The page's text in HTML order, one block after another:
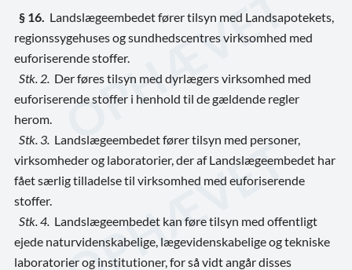
§ 16. Landslægeembedet fører tilsyn med Landsapotekets,
regionssygehuses og sundhedscentresvirksomhed med
euforiserende stoffer.
Stk. 2. Der føres tilsyn med dyrlægers virksomhed med
euforiserende stoffer i henhold til de gældende regler
herom.
Stk. 3. Landslægeembedet fører tilsyn med personer,
virksomheder og laboratorier, der af Landslægeembedet har
fået særlig tilladelse til virksomhed med euforiserende
stoffer.
Stk. 4. Landslægeembedet kan føre tilsyn med offentligt
ejede naturvidenskabelige, lægevidenskabelige og tekniske
laboratorier og institutioner, for så vidt angår disses